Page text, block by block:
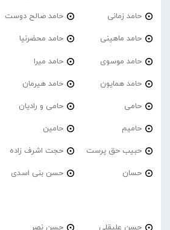
حامد زمانی حامد صالح دوست
حامد ماهینی حامد محضرنیا
حامد موسوی حامد میرا
حامد همایون حامد هیرمان
حامی حامی و رادیان
حامیم حامین
حبیب حق پرست حجت اشرف زاده
حسان حسن بنی اسدی
حسن علیقلی حسن نصر